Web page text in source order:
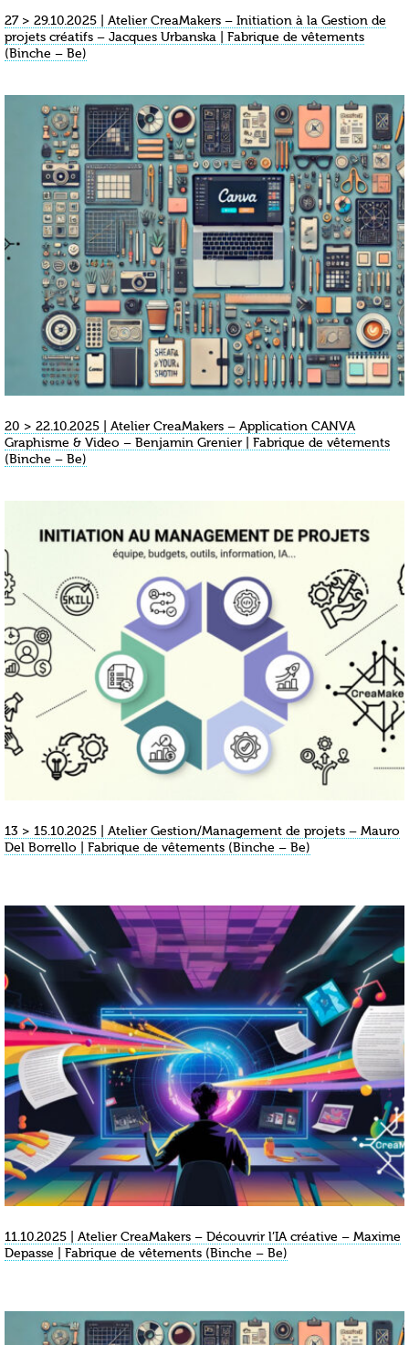
27 > 29.10.2025 | Atelier CreaMakers – Initiation à la Gestion de
projets créatifs – Jacques Urbanska | Fabrique de vêtements
(Binche – Be)
20 > 22.10.2025 | Atelier CreaMakers – Application CANVA
Graphisme & Video – Benjamin Grenier | Fabrique de vêtements
(Binche – Be)
13 > 15.10.2025 | Atelier Gestion/Management de projets – Mauro
Del Borrello | Fabrique de vêtements (Binche – Be)
11.10.2025 | Atelier CreaMakers – Découvrir l’IA créative – Maxime
Depasse | Fabrique de vêtements (Binche – Be)